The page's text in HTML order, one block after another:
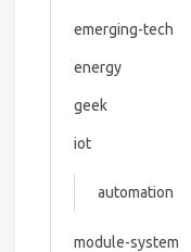
emerging-tech
energy
geek
iot
automation
module-system